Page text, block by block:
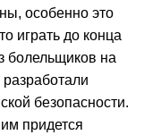
особенно это
играть до конца
болельщиков на
безопасности.
придется